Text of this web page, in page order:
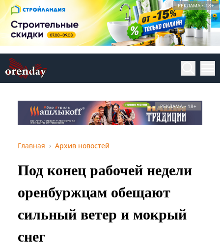
РЕКЛАМА • 18+
РЕКЛАМА • 18+
Главная Архив новостей
Под конец рабочей недели
оренбуржцам обещают
сильный ветер и мокрый
снег